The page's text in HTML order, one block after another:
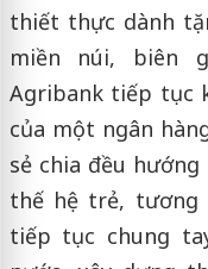
thiết thực dành
miền núi, biên
Agribank tiếp tục
của một ngân
sẻ chia đều
thế hệ trẻ, tương
tiếp tục chung